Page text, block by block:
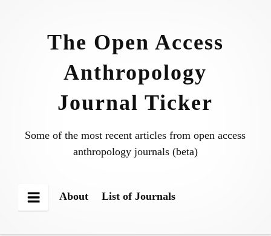
The Open Access
Anthropology
Journal Ticker
Some of the most recent articles from open access
anthropology journals (beta)
Menu
About List of Journals